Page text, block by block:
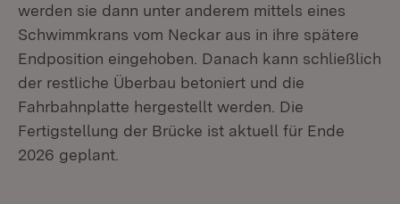
werden sie dann unter anderem mittels eines
Schwimmkrans vom Neckar aus in ihre spätere
Endposition eingehoben. Danach kann schließlich
der restliche Überbau betoniert und die
Fahrbahnplatte hergestellt werden. Die
Fertigstellung der Brücke ist aktuell für Ende
2026 geplant.